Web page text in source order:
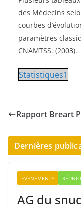
des Médecins
courbes
paramètres
CNAMTSS. (2003).
Statistiques1
Rapport Breart
Dernières
EVENEMENTS
AG du